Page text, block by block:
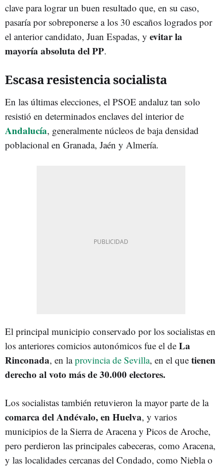
clave para lograr un buen resultado que, en su caso,
pasaría por sobreponerse a los 30 escaños logrados por
el anterior candidato, Juan Espadas, y evitar la
mayoría absoluta del PP.
Escasa resistencia socialista
En las últimas elecciones, el PSOE andaluz tan solo
resistió en determinados enclaves del interior de
Andalucía, generalmente núcleos de baja densidad
poblacional en Granada, Jaén y Almería.
El principal municipio conservado por los socialistas en
los anteriores comicios autonómicos fue el de La
Rinconada, en laprovincia de Sevilla, en el que tienen
derecho al voto más de 30.000 electores.
Los socialistas también retuvieron la mayor parte de la
comarca del Andévalo, en Huelva, y varios
municipios de la Sierra de Aracena y Picos de Aroche,
pero perdieron las principales cabeceras, como Aracena,
y las localidades cercanas del Condado, como Niebla o